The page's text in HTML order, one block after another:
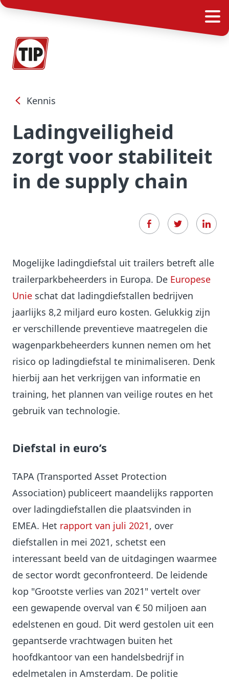
Kennis
Ladingveiligheid
zorgt voor stabiliteit
in de supply chain
Mogelijke ladingdiefstal uit trailers betreft alle
trailerparkbeheerders in Europa. De Europese
Unie schat dat ladingdiefstallen bedrijven
jaarlijks 8,2 miljard euro kosten. Gelukkig zijn
er verschillende preventieve maatregelen die
wagenparkbeheerders kunnen nemen om het
risico op ladingdiefstal te minimaliseren. Denk
hierbij aan het verkrijgen van informatie en
training, het plannen van veilige routes en het
gebruik van technologie.
Diefstal in euro’s
TAPA (Transported Asset Protection
Association) publiceert maandelijks rapporten
over ladingdiefstallen die plaatsvinden in
EMEA. Het rapport van juli 2021, over
diefstallen in mei 2021, schetst een
interessant beeld van de uitdagingen waarmee
de sector wordt geconfronteerd. De leidende
kop "Grootste verlies van 2021" vertelt over
een gewapende overval van € 50 miljoen aan
edelstenen en goud. Dit werd gestolen uit een
gepantserde vrachtwagen buiten het
hoofdkantoor van een handelsbedrijf in
edelmetalen in Amsterdam. De politie